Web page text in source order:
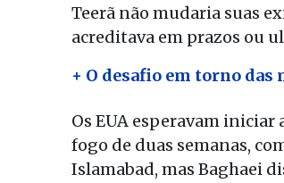
Teerã não mudaria suas
acreditava em prazos ou
+ O desafio em torno
Os EUA esperavam
fogo de duas semanas,
Islamabad, mas Baghaei